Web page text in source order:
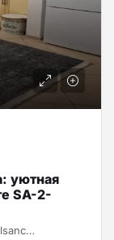
уютная
SA-2-
Adatepe, Adatepe Mahallesi, Lapta, Lapta-Alsancak-Çamlıbel Belediyesi, Girne ilçesi, Kuzey Kıbrıs, 99420, Κύπρος - Kıbrıs